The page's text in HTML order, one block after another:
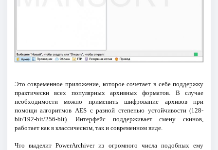
Это современное приложение, которое сочетает в себе поддержку
практически всех популярных архивных форматов. В случае
необходимости можно применить шифрование архивов при
помощи алгоритмов AES с разной степенью устойчивости (128-
bit/192-bit/256-bit). Интерфейс поддерживает смену скинов,
работает как в классическом, так и современном виде.
Что выделит PowerArchiver из огромного числа подобных ему